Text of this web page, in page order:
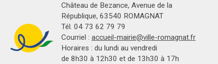
Château de Bezance, Avenue de la
République, 63540 ROMAGNAT
Tél. 04 73 62 79 79
Courriel : accueil-mairie@ville-romagnat.fr
Horaires : du lundi au vendredi
de 8h30 à 12h30 et de 13h30 à 17h